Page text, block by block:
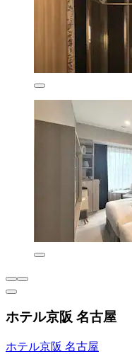
ホテル京阪 名古屋
ホテル京阪 名古屋